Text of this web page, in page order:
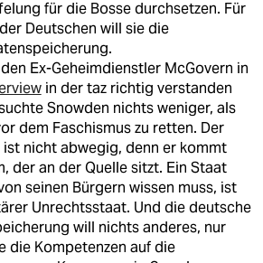
für die Bosse durchsetzen. Für
Deutschen will sie die
Ex-Geheimdienstler McGovern in
in der taz richtig verstanden
Snowden nichts weniger, als
dem Faschismus zu retten. Der
nicht abwegig, denn er kommt
der an der Quelle sitzt. Ein Staat
seinen Bürgern wissen muss, ist
Unrechtsstaat. Und die deutsche
will nichts anderes, nur
die Kompetenzen auf die